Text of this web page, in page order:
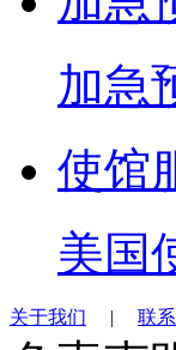
加急
使馆
美国
关于我们 | 联